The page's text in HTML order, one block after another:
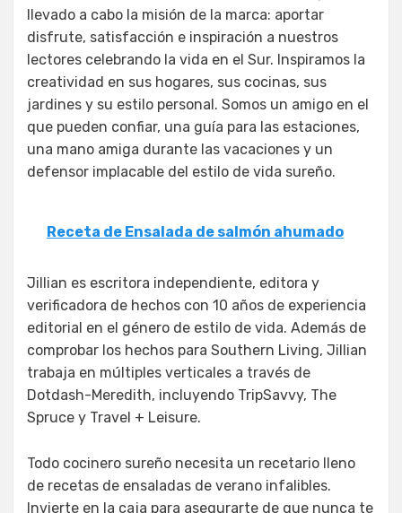
llevado a cabo la misión de la marca: aportar
disfrute, satisfacción e inspiración a nuestros
lectores celebrando la vida en el Sur. Inspiramos la
creatividad en sus hogares, sus cocinas, sus
jardines y su estilo personal. Somos un amigo en el
que pueden confiar, una guía para las estaciones,
una mano amiga durante las vacaciones y un
defensor implacable del estilo de vida sureño.
Receta de Ensalada de salmón ahumado
Jillian es escritora independiente, editora y
verificadora de hechos con 10 años de experiencia
editorial en el género de estilo de vida. Además de
comprobar los hechos para Southern Living, Jillian
trabaja en múltiples verticales a través de
Dotdash-Meredith, incluyendo TripSavvy, The
Spruce y Travel + Leisure.
Todo cocinero sureño necesita un recetario lleno
de recetas de ensaladas de verano infalibles.
Invierte en la caja para asegurarte de que nunca te